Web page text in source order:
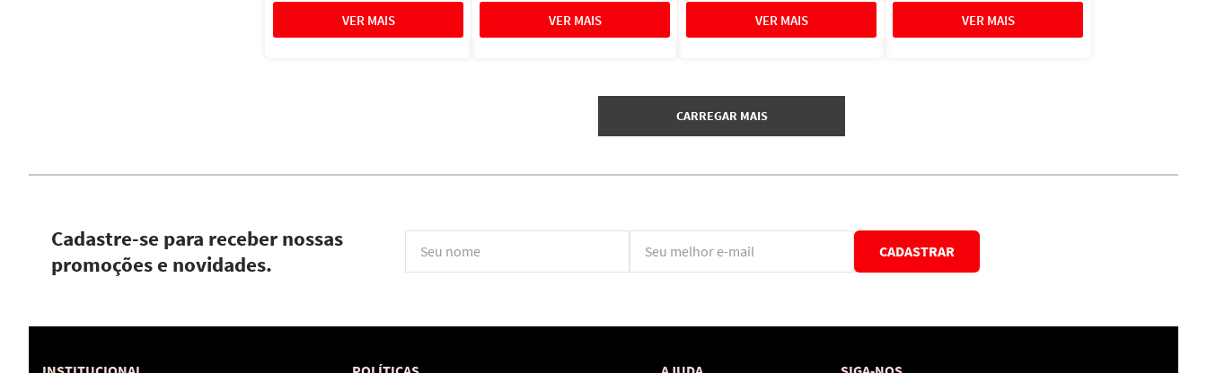
Cadastre-se para receber nossas
promoções e novidades.
CADASTRAR